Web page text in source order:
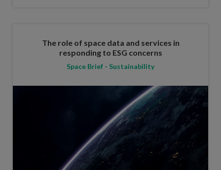
The role of space data and services in
responding to ESG concerns
Space Brief - Sustainability